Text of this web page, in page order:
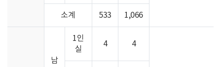
소계 533 1,066
남
1인
실
4 4